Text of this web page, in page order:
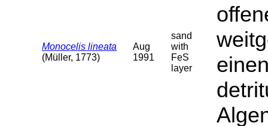
Monocelis lineata
(Müller, 1773)
Aug
1991
sand
with
FeS
layer